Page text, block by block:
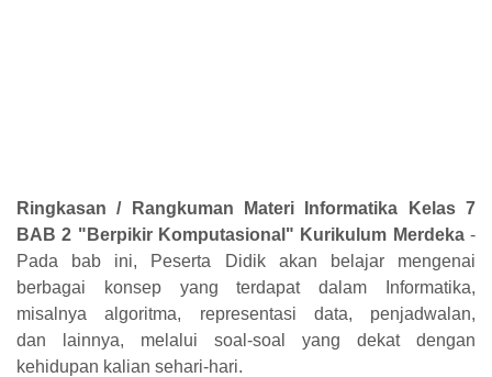
Ringkasan / Rangkuman Materi Informatika Kelas 7
BAB 2 "Berpikir Komputasional" Kurikulum Merdeka-
Pada bab ini, Peserta Didik akan belajar mengenai
berbagai konsep yang terdapatdalam Informatika,
misalnya algoritma, representasi data, penjadwalan,
dan
lainnya, melalui soal-soal yang dekat dengan
kehidupan kalian sehari-hari.